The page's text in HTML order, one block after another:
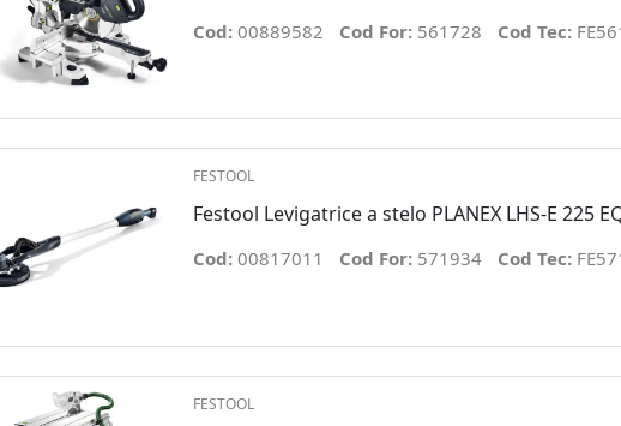
Cod: 00889582 Cod For: 561728 Cod Tec:
FESTOOL
Festool Levigatrice a stelo PLANEX LHS-E 225
Cod: 00817011 Cod For: 571934 Cod Tec:
FESTOOL